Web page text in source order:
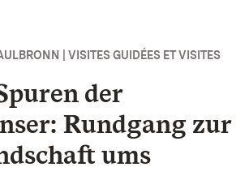
| VISITES GUIDÉES ET VISITES
der
Rundgang zur
ums